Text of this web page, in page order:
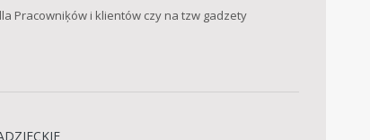
Pracowniķów i klientów czy na tzw gadzety